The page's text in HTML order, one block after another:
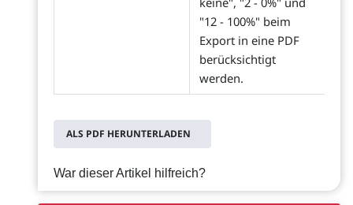
"12 - 100%" beim
Export in eine PDF
berücksichtigt
werden.
ALS PDF HERUNTERLADEN
War dieser Artikel hilfreich?